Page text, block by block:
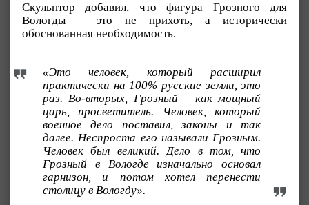
Скульптор добавил, что фигура Грозного для
Вологды – это не прихоть, а исторически
обоснованная необходимость.
«Это человек, который расширил
практически на 100% русские земли, это
раз. Во-вторых, Грозный – как мощный
царь, просветитель. Человек, который
военное дело поставил, законы и так
далее. Неспроста его называли Грозным.
Человек был великий. Дело в том, что
Грозный в Вологде изначально основал
гарнизон, и потом хотел перенести
столицу в Вологду».